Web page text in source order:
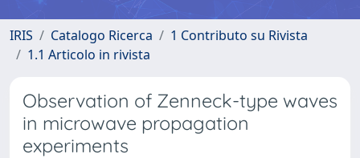
IRIS Catalogo Ricerca
1 Contributo su Rivista
1.1 Articolo in rivista
Observation of Zenneck-type waves
in microwave propagation
experiments